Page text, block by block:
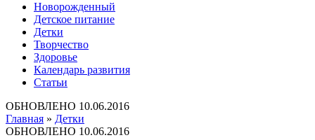
Новорожденный
Детское питание
Детки
Творчество
Здоровье
Календарь развития
Статьи
ОБНОВЛЕНО 10.06.2016
Главная » Детки
ОБНОВЛЕНО 10.06.2016